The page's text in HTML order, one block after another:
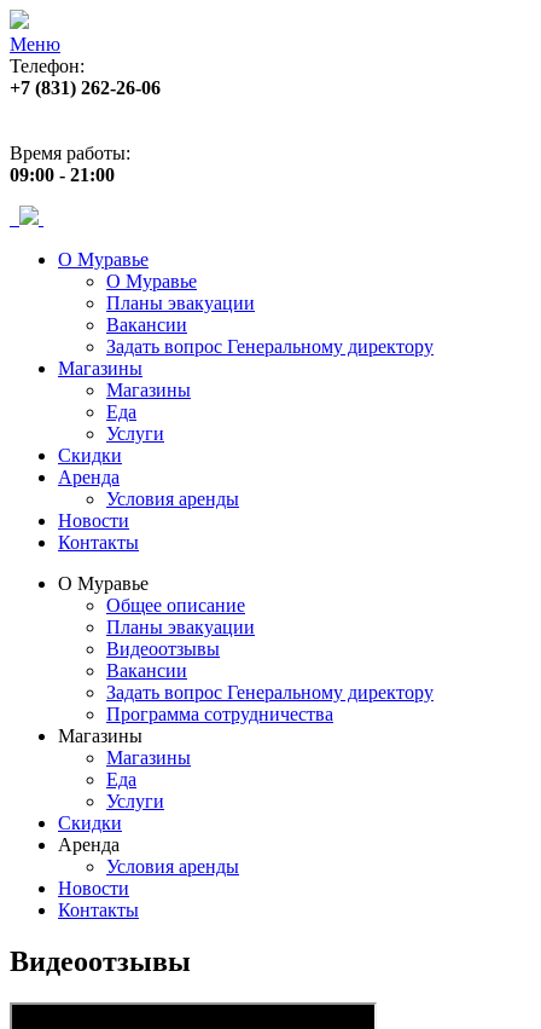
Меню
Телефон:
+7 (831) 262-26-06
Время работы:
09:00 - 21:00
О Муравье
О Муравье
Планы эвакуации
Вакансии
Задать вопрос Генеральному директору
Магазины
Магазины
Еда
Услуги
Скидки
Аренда
Условия аренды
Новости
Контакты
О Муравье
Общее описание
Планы эвакуации
Видеоотзывы
Вакансии
Задать вопрос Генеральному директору
Программа сотрудничества
Магазины
Магазины
Еда
Услуги
Скидки
Аренда
Условия аренды
Новости
Контакты
Видеоотзывы